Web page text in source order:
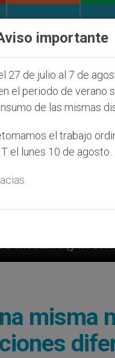
Tierra Santa
misma
importante
27 de julio al 7 de
el periodo de verano
de las mismas
el trabajo
el lunes 10 de agosto.